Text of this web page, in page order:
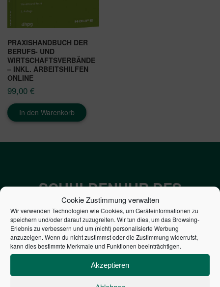
Cookie Zustimmung verwalten
Wir verwenden Technologien wie Cookies, um Geräteinformationen zu
speichern und/oder darauf zuzugreifen. Wir tun dies, um das Browsing-
Erlebnis zu verbessern und um (nicht) personalisierte Werbung
anzuzeigen. Wenn du nicht zustimmst oder die Zustimmung widerrufst,
kann dies bestimmte Merkmale und Funktionen beeinträchtigen.
Akzeptieren
PRAXISHANDBUCH DER
BERUFS- UND
WIRTSCHAFTSVERBÄNDE
– INKL. ARBEITSHILFEN
ONLINE
99,00 €
In den Warenkorb
SCHULDENUHR DES
BUNDES DER
STEUERZAHLER
7,052€
PRO SEKUNDE